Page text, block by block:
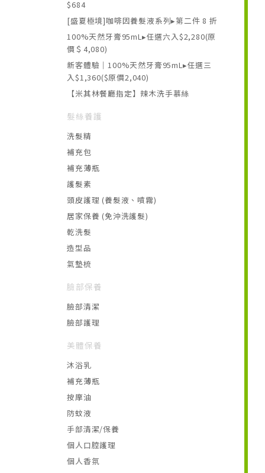
$684
[盛夏極境]咖啡因養髮液系列▸第二件 8 折
100%天然牙膏95mL▸任選六入$2,280(原
價＄4,080)
新客體驗｜100%天然牙膏95mL▸任選三
入$1,360($原價2,040)
【米其林餐廳指定】辣木洗手慕絲
髮絲養護
洗髮精
補充包
補充薄瓶
護髮素
頭皮護理 (養髮液、噴霧)
居家保養 (免沖洗護髮)
乾洗髮
造型品
氣墊梳
臉部保養
臉部清潔
臉部護理
美體保養
沐浴乳
補充薄瓶
按摩油
防蚊液
手部清潔/保養
個人口腔護理
個人香氛